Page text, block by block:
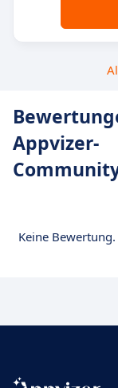
Appvizer-
Keine